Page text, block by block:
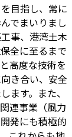
目指し、常に
でまいりまし
事、港湾土木
全に至るまで
高度な技術を
き合い、安全
ます。また、
連事業（風力
発にも積極的